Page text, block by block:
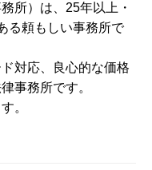
所）は、25年以上・
る頼もしい事務所で
対応、良心的な価格
事務所です。
。